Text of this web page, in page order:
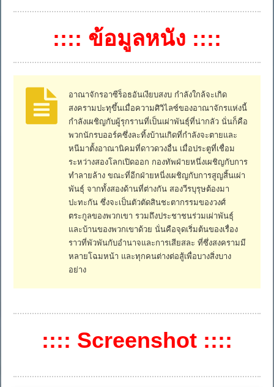
:::: ข้อมูลหนัง ::::
อาณาจักรอาซีร็อธอันเงียบสงบ กำลังใกล้จะเกิด
สงครามปะทุขึ้นเมื่อความศิวิไลซ์ของอาณาจักรแห่งนี้
กำลังเผชิญกับผู้รุกรานที่เป็นเผ่าพันธุ์ที่น่ากลัว นั่นก็คือ
พวกนักรบออร์คซึ่งละทิ้งบ้านเกิดที่กำลังจะตายและ
หนีมาตั้งอาณานิคมที่ดาวดวงอื่น เมื่อประตูที่เชื่อม
ระหว่างสองโลกเปิดออก กองทัพฝ่ายหนึ่งเผชิญกับการ
ทำลายล้าง ขณะที่อีกฝ่ายหนี่งเผชิญกับการสูญสิ้นเผ่า
พันธุ์ จากทั้งสองด้านที่ต่างกัน สองวีรบุรุษต้องมา
ปะทะกัน ซึ่งจะเป็นตัวตัดสินชะตากรรมของวงศ์
ตระกูลของพวกเขา รวมถึงประชาชนร่วมเผ่าพันธุ์
และบ้านของพวกเขาด้วย นั่นคือจุดเริ่มต้นของเรื่อง
ราวที่พัวพันกับอำนาจและการเสียสละ ที่ซึ่งสงครามมี
หลายโฉมหน้า และทุกคนต่างต่อสู้เพื่อบางสิ่งบาง
อย่าง
:::: Screenshot ::::